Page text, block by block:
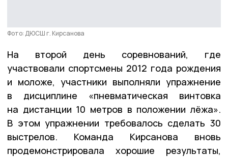
Фото: ДЮСШ г. Кирсанова
На второй день соревнований, где
участвовали спортсмены 2012 года рождения
и моложе, участники выполняли упражнение
в дисциплине «пневматическая винтовка
на дистанции 10 метров в положении лёжа».
В этом упражнении требовалось сделать 30
выстрелов. Команда Кирсанова вновь
продемонстрировала хорошие результаты,